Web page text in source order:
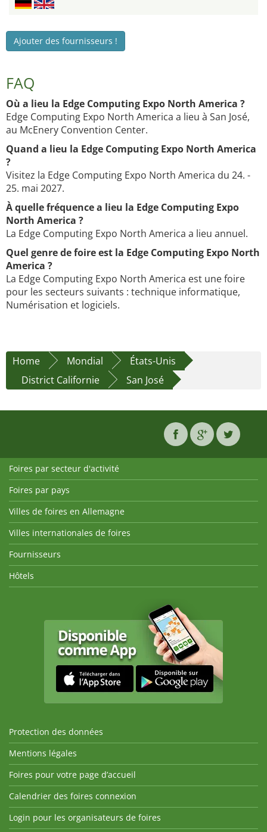
Ajouter des fournisseurs !
FAQ
Où a lieu la Edge Computing Expo North America ?
Edge Computing Expo North America a lieu à San José,
au McEnery Convention Center.
Quand a lieu la Edge Computing Expo North America
?
Visitez la Edge Computing Expo North America du 24. -
25. mai 2027.
À quelle fréquence a lieu la Edge Computing Expo
North America ?
La Edge Computing Expo North America a lieu annuel.
Quel genre de foire est la Edge Computing Expo North
America ?
La Edge Computing Expo North America est une foire
pour les secteurs suivants : technique informatique,
Numérisation et logiciels.
Home Mondial
États-Unis
District Californie
San José
Foires par secteur d'activité
Foires par pays
Villes de foires en Allemagne
Villes internationales de foires
Fournisseurs
Hôtels
Protection des données
Mentions légales
Foires pour votre page d’accueil
Calendrier des foires connexion
Login pour les organisateurs de foires